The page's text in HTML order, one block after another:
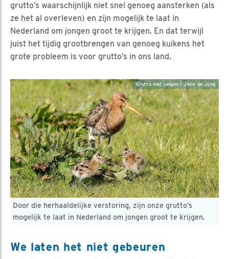
grutto’s waarschijnlijk niet snel genoeg aansterken (als
ze het al overleven) en zijn mogelijk te laat in
Nederland om jongen groot te krijgen. En dat terwijl
juist het tijdig grootbrengen van genoeg kuikens het
grote probleem is voor grutto’s in ons land.
Door die herhaaldelijke verstoring, zijn onze grutto’s
mogelijk te laat in Nederland om jongen groot te krijgen.
Grutto met jongen / Jelle de Jong
We laten het niet gebeuren